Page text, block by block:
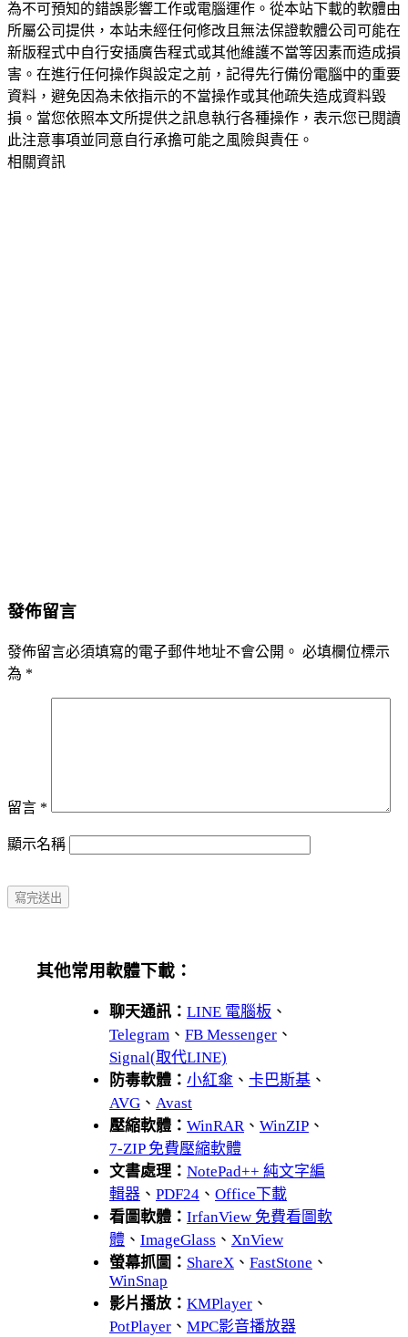
為不可預知的錯誤影響工作或電腦運作。從本站下載的軟體由
所屬公司提供，本站未經任何修改且無法保證軟體公司可能在
新版程式中自行安插廣告程式或其他維護不當等因素而造成損
害。在進行任何操作與設定之前，記得先行備份電腦中的重要
資料，避免因為未依指示的不當操作或其他疏失造成資料毀
損。當您依照本文所提供之訊息執行各種操作，表示您已閱讀
此注意事項並同意自行承擔可能之風險與責任。
相關資訊
發佈留言
發佈留言必須填寫的電子郵件地址不會公開。 必填欄位標示
為 *
留言 *
顯示名稱
其他常用軟體下載：
聊天通訊： LINE 電腦板 、
Telegram 、 FB Messenger 、
Signal(取代LINE)
防毒軟體： 小紅傘 、 卡巴斯基 、
AVG 、 Avast
壓縮軟體： WinRAR、 WinZIP 、
7-ZIP 免費壓縮軟體
文書處理： NotePad++ 純文字編
輯器 、 PDF24 、 Office下載
看圖軟體： IrfanView 免費看圖軟
體 、 ImageGlass 、 XnView
螢幕抓圖： ShareX 、 FastStone 、
WinSnap
影片播放： KMPlayer 、
PotPlayer 、 MPC影音播放器